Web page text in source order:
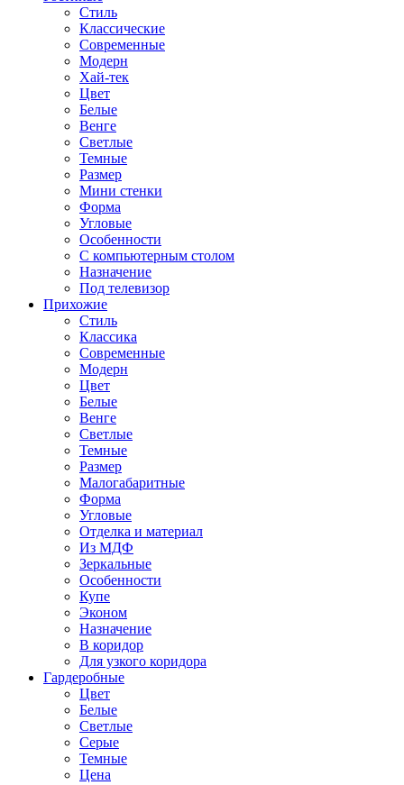
Стиль
Классические
Современные
Модерн
Хай-тек
Цвет
Белые
Венге
Светлые
Темные
Размер
Мини стенки
Форма
Угловые
Особенности
С компьютерным столом
Назначение
Под телевизор
Прихожие
Стиль
Классика
Современные
Модерн
Цвет
Белые
Венге
Светлые
Темные
Размер
Малогабаритные
Форма
Угловые
Отделка и материал
Из МДФ
Зеркальные
Особенности
Купе
Эконом
Назначение
В коридор
Для узкого коридора
Гардеробные
Цвет
Белые
Светлые
Серые
Темные
Цена